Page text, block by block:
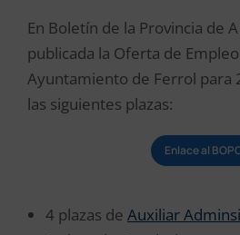
En Boletín de la Provincia de
publicada la Oferta de
Ayuntamiento de Ferrol para
las siguientes plazas:
Enlace al
4 plazas de Auxiliar